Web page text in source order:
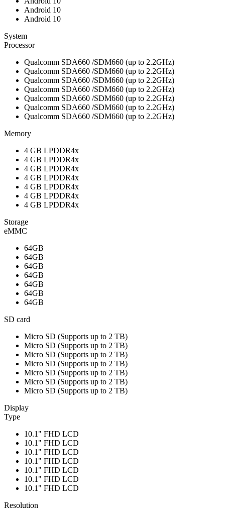
Android 10
Android 10
System
Processor
Qualcomm SDA660 /SDM660 (up to 2.2GHz)
Qualcomm SDA660 /SDM660 (up to 2.2GHz)
Qualcomm SDA660 /SDM660 (up to 2.2GHz)
Qualcomm SDA660 /SDM660 (up to 2.2GHz)
Qualcomm SDA660 /SDM660 (up to 2.2GHz)
Qualcomm SDA660 /SDM660 (up to 2.2GHz)
Qualcomm SDA660 /SDM660 (up to 2.2GHz)
Memory
4 GB LPDDR4x
4 GB LPDDR4x
4 GB LPDDR4x
4 GB LPDDR4x
4 GB LPDDR4x
4 GB LPDDR4x
4 GB LPDDR4x
Storage
eMMC
64GB
64GB
64GB
64GB
64GB
64GB
64GB
SD card
Micro SD (Supports up to 2 TB)
Micro SD (Supports up to 2 TB)
Micro SD (Supports up to 2 TB)
Micro SD (Supports up to 2 TB)
Micro SD (Supports up to 2 TB)
Micro SD (Supports up to 2 TB)
Micro SD (Supports up to 2 TB)
Display
Type
10.1" FHD LCD
10.1" FHD LCD
10.1" FHD LCD
10.1" FHD LCD
10.1" FHD LCD
10.1" FHD LCD
10.1" FHD LCD
Resolution